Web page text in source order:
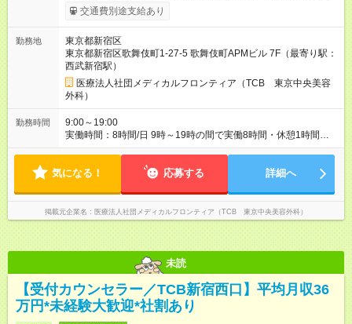
社員として、月給26万円となります。 ＜試用期間終了後＞ 月給
28万円+インセンティブ（平均8万円）+残業代等 ＝平均月収36
次昇給制度アリ】 年次昇給制度で毎年月給が上がっていくので
役職につかない場合でもしっかり昇給♪ 【試用期間】試用期間あ
り 試用期間の長さ：6ヶ月 ※ 雇用形態と給与に、本採用時と異
なる部分があります。 雇用形態：中途採用（契約社員） 給与：
月給 260,000円以上
交通費別途支給あり
勤務地
東京都新宿区
東京都新宿区歌舞伎町1-27-5 歌舞伎町APMビル 7F（最寄り駅：
西武新宿駅）
医療法人社団メディカルフロンティア（TCB 東京中央美容
外科）
勤務時間
9:00～19:00
実働時間：8時間/日 9時～19時の間で実働8時間・休憩1時間
【残業ほぼ無し！】 残業月平均3時間のため、ほぼ毎日定時で退
気になる！ 応募する 詳細へ
掲載元企業名 医療法人社団メディカルフロンティア（TCB 東京中央美容外科）
未読
【受付カウンセラー／TCB新宿西口】平均月収36
万円*未経験大歓迎*社割あり